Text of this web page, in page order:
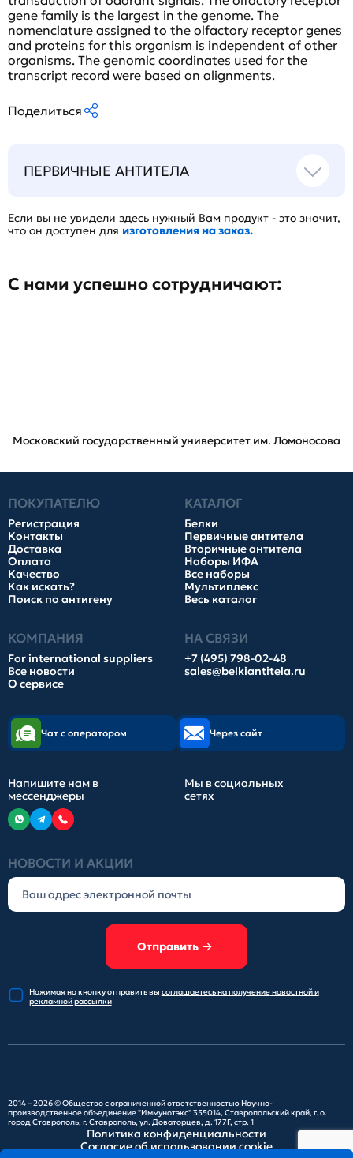
gene family is the largest in the genome. The
nomenclature assigned to the olfactory receptor genes
and proteins for this organism is independent of other
organisms. The genomic coordinates used for the
transcript record were based on alignments.
Поделиться
ПЕРВИЧНЫЕ АНТИТЕЛА
Если вы не увидели здесь нужный Вам продукт - это значит,
что он доступен для изготовления на заказ.
С нами успешно сотрудничают:
Московский государственный университет им. Ломоносова
ПОКУПАТЕЛЮ
Регистрация
Контакты
Доставка
Оплата
Качество
Как искать?
Поиск по антигену
КАТАЛОГ
Белки
Первичные антитела
Вторичные антитела
Наборы ИФА
Все наборы
Мультиплекс
Весь каталог
КОМПАНИЯ
For international suppliers
Все новости
О сервисе
НА СВЯЗИ
+7 (495) 798-02-48
sales@belkiantitela.ru
НОВОСТИ И АКЦИИ
Отправить
Нажимая на кнопку отправитьвы соглашаетесь на получениеновостной и
рекламной рассылки
Чат с оператором Через сайт
Напишите нам в
мессенджеры
Мы в социальных
сетях
2014 – 2026 ©Общество с ограниченной ответственностью Научно-
производственное объединение "Иммунотэкс"355014, Ставропольский край, г. о.
город Ставрополь, г. Ставрополь, ул. Доваторцев, д. 177Г, стр. 1
Политика конфиденциальности
Согласие об использовании cookie